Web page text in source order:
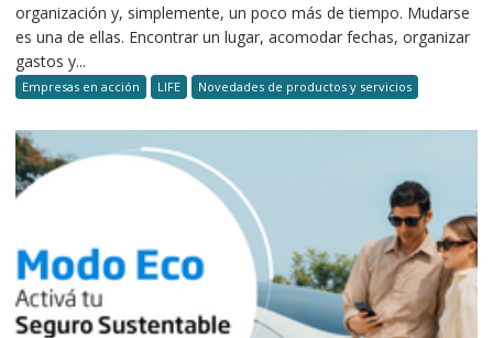
organización y, simplemente, un poco más de tiempo. Mudarse
es una de ellas. Encontrar un lugar, acomodar fechas, organizar
gastos y...
Empresas en acción LIFE Novedades de productos y servicios